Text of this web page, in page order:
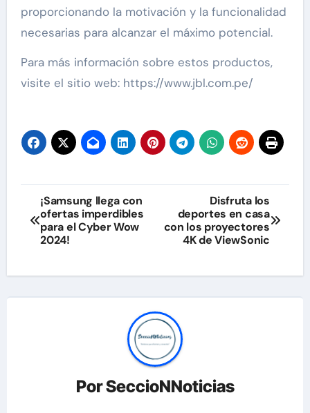
proporcionando la motivación y la funcionalidad
necesarias para alcanzar el máximo potencial.
Para más información sobre estos productos,
visite el sitio web: https://www.jbl.com.pe/
Navegación
de
¡Samsung llega con
ofertas imperdibles
para el Cyber Wow
2024!
Disfruta los
deportes en casa
con los proyectores
4K de ViewSonic
PorSeccioNNoticias